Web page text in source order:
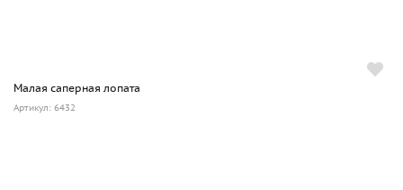
Малая саперная лопата
Артикул: 6432